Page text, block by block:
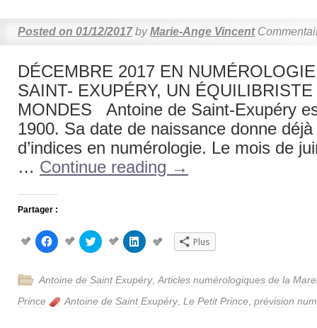
Posted on 01/12/2017 by Marie-Ange Vincent
DÉCEMBRE 2017 EN
SAINT- EXUPÉRY, UN
MONDES Antoine de Saint-Exupéry
1900. Sa date de naissance donne
d’indices en numérologie. Le mois de
… Continue reading →
Partager :
Cliquez
pour
partager
dans
nouvelle
fenêtre)
Cliquez
pour
partager
dans
nouvelle
fenêtre)
Cliquez
pour
dans
nouvelle
fenêtre)
Plus
Antoine de Saint Exupéry, Articles numérologiques de la
Prince
Antoine de Saint Exupéry, Le Petit Prince prévision